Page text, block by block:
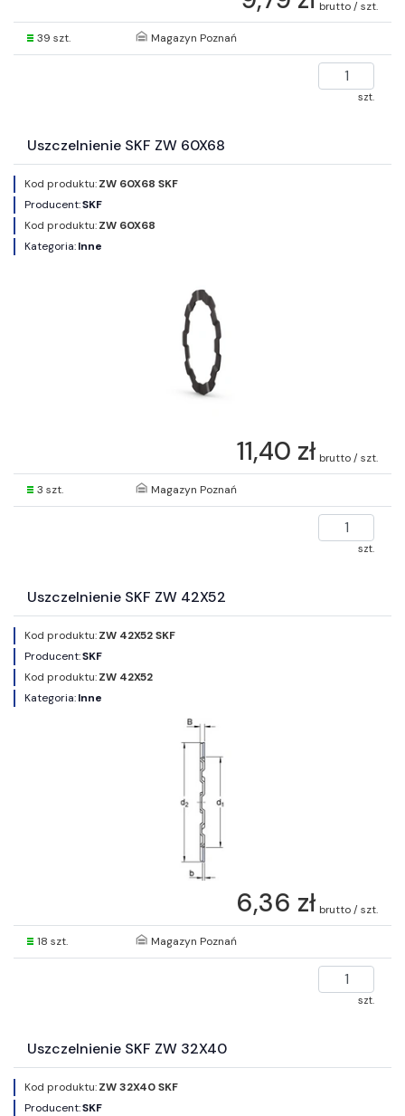
brutto / szt.
39 szt. Magazyn Poznań
szt.
Uszczelnienie SKF ZW 60X68
Kod produktu:ZW 60X68 SKF
Producent:SKF
Kod produktu:ZW 60X68
Kategoria:Inne
11,40 zł brutto / szt.
3 szt. Magazyn Poznań
szt.
Uszczelnienie SKF ZW 42X52
Kod produktu:ZW 42X52 SKF
Producent:SKF
Kod produktu:ZW 42X52
Kategoria:Inne
6,36 zł brutto / szt.
18 szt. Magazyn Poznań
szt.
Uszczelnienie SKF ZW 32X40
Kod produktu:ZW 32X40 SKF
Producent:SKF